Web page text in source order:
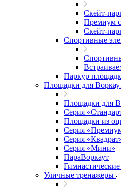
Скейт-
Премиум
Скейт-
Спортивные
Паркур
Площадки для
Площадки для
Серия
Площадки из
Серия
Серия
Серия «Мини»
ПараВоркаут
Уличные тренажеры